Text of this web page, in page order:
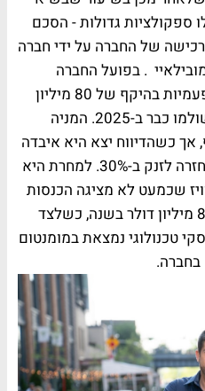
כבר התחילו ספקולציות גדולות - הסכם
של החברה על ידי חברה
. בפועל החברה
דיווחה על קבלת הזמנות חד פעמיות בהיקף של 80 מיליון
דולר כאשר 40 מיליון דולר ישולמו כבר ב-2025. המניה
אך כשהדיווח יצא היא איבדה
את רוב העלייה ובמהלך היום חזרה לזנק ב-30%. למחרת היא
שכמעט לא מציגה הכנסות
ושורפת מזומנים בקצב של 80 מיליון דולר בשנה, כשלצד
טכנולוגי נמצאת במומנטום
בחברה.